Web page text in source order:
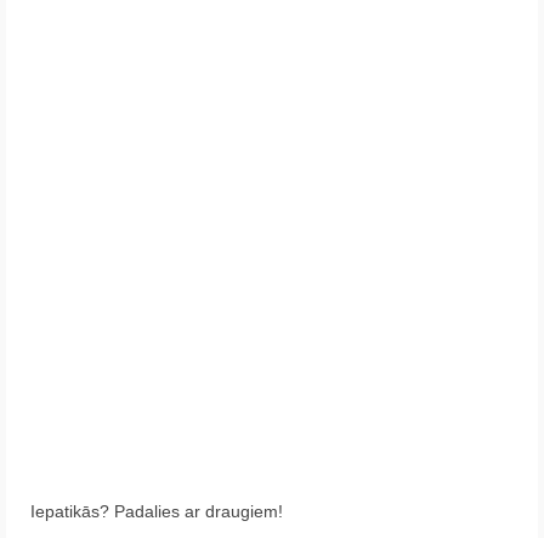
Iepatikās? Padalies ar draugiem!